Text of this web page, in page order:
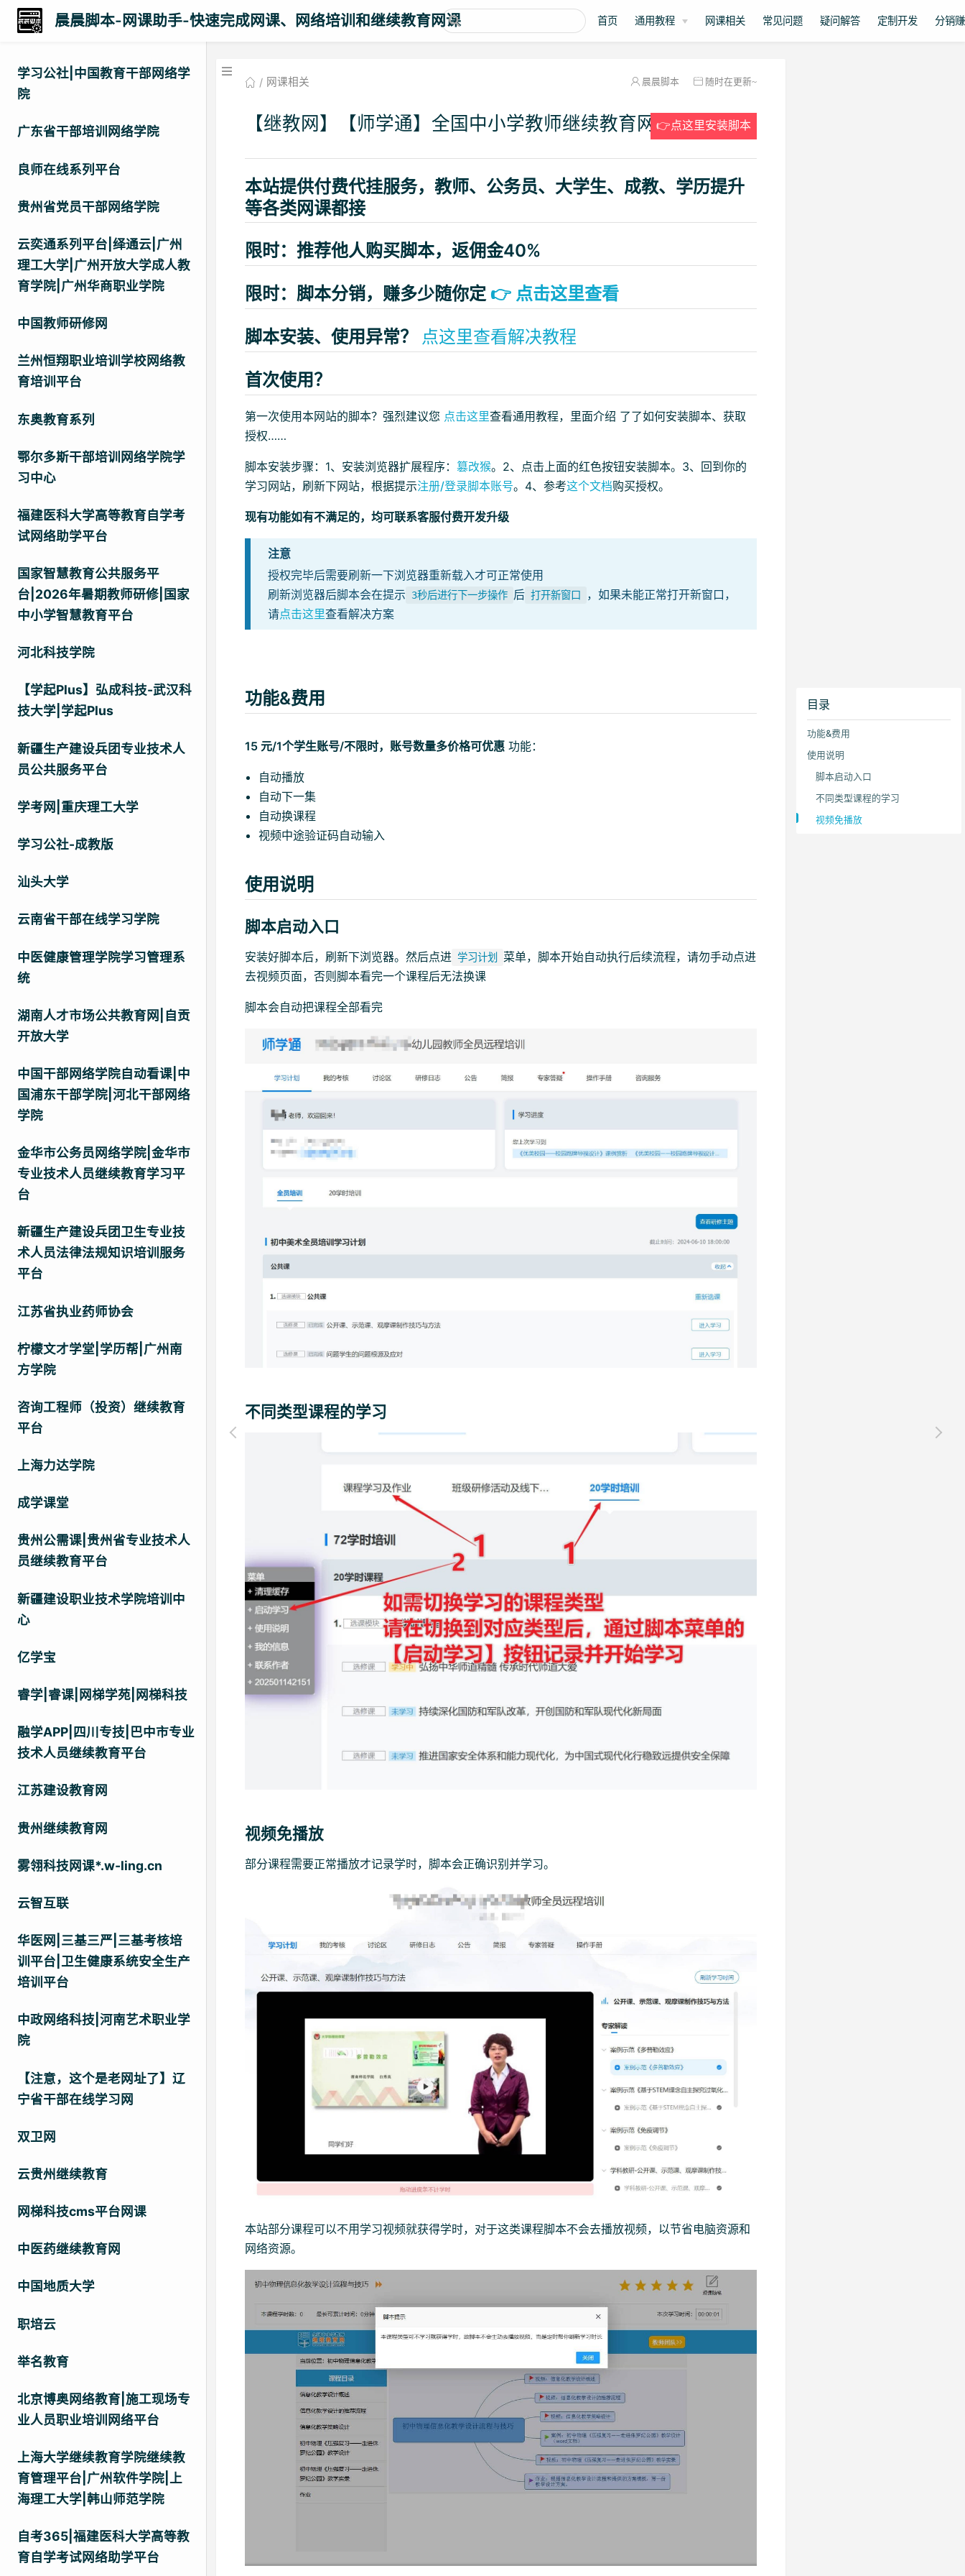
晨晨脚本-网课助手-快速完成网课、网络培训和继续教育网课 首页 通用教程 网课相关 常见问题 疑问解答 定制开发 分销
学习公社|中国教育干部网络学
院
广东省干部培训网络学院
良师在线系列平台
贵州省党员干部网络学院
云奕通系列平台|绎通云|广州
理工大学|广州开放大学成人教
育学院|广州华商职业学院
中国教师研修网
兰州恒翔职业培训学校网络教
育培训平台
东奥教育系列
鄂尔多斯干部培训网络学院学
习中心
福建医科大学高等教育自学考
试网络助学平台
国家智慧教育公共服务平
台|2026年暑期教师研修|国家
中小学智慧教育平台
河北科技学院
【学起Plus】弘成科技-武汉科
技大学|学起Plus
新疆生产建设兵团专业技术人
员公共服务平台
学考网|重庆理工大学
学习公社-成教版
汕头大学
云南省干部在线学习学院
中医健康管理学院学习管理系
统
湖南人才市场公共教育网|自贡
开放大学
中国干部网络学院自动看课|中
国浦东干部学院|河北干部网络
学院
金华市公务员网络学院|金华市
专业技术人员继续教育学习平
台
新疆生产建设兵团卫生专业技
术人员法律法规知识培训服务
平台
江苏省执业药师协会
柠檬文才学堂|学历帮|广州南
方学院
咨询工程师（投资）继续教育
平台
上海力达学院
成学课堂
贵州公需课|贵州省专业技术人
员继续教育平台
新疆建设职业技术学院培训中
心
亿学宝
睿学|睿课|网梯学苑|网梯科技
融学APP|四川专技|巴中市专业
技术人员继续教育平台
江苏建设教育网
贵州继续教育网
雾翎科技网课*.w-ling.cn
云智互联
华医网|三基三严|三基考核培
训平台|卫生健康系统安全生产
培训平台
中政网络科技|河南艺术职业学
院
【注意，这个是老网址了】辽
宁省干部在线学习网
双卫网
云贵州继续教育
网梯科技cms平台网课
中医药继续教育网
中国地质大学
职培云
举名教育
北京博奥网络教育|施工现场专
业人员职业培训网络平台
上海大学继续教育学院继续教
育管理平台|广州软件学院|上
海理工大学|韩山师范学院
自考365|福建医科大学高等教
育自学考试网络助学平台
网课相关 晨晨脚本 随时在更新~
【继教网】【师学通】全国中小学教师继续教育网 👉点这里安装脚本
本站提供付费代挂服务，教师、公务员、大学生、成教、学历提升
等各类网课都接
限时：推荐他人购买脚本，返佣金40%
限时：脚本分销，赚多少随你定 👉点击这里查看
脚本安装、使用异常？ 点这里查看解决教程
首次使用？
第一次使用本网站的脚本？强烈建议您 点击这里查看通用教程，里面介绍 了了如何安装脚本、获取
授权……
脚本安装步骤：1、安装浏览器扩展程序： 篡改猴。2、点击上面的红色按钮安装脚本。3、回到你的
学习网站，刷新下网站，根据提示注册/登录脚本账号。4、参考这个文档购买授权。
现有功能如有不满足的，均可联系客服付费开发升级
注意
授权完毕后需要刷新一下浏览器重新载入才可正常使用
刷新浏览器后脚本会在提示
3秒后进行下一步操作 后 打开新窗口
，如果未能正常打开新窗口，
请点击这里查看解决方案
目录
功能&费用
使用说明
脚本启动入口
不同类型课程的学习
视频免播放
功能&费用
15 元/1个学生账号/不限时，账号数量多价格可优惠功能：
自动播放
自动下一集
自动换课程
视频中途验证码自动输入
使用说明
脚本启动入口
安装好脚本后，刷新下浏览器。然后点进 学习计划
菜单，脚本开始自动执行后续流程，请勿手动点进
去视频页面，否则脚本看完一个课程后无法换课
脚本会自动把课程全部看完
不同类型课程的学习
视频免播放
部分课程需要正常播放才记录学时，脚本会正确识别并学习。
本站部分课程可以不用学习视频就获得学时，对于这类课程脚本不会去播放视频，以节省电脑资源和
网络资源。